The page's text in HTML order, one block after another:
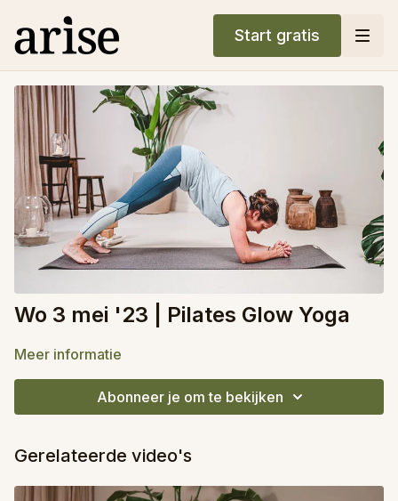
Start gratis
Wo 3 mei '23 | Pilates Glow Yoga
Meer informatie
Abonneer je om te bekijken
Gerelateerde video's